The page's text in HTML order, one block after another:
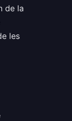
de la
les